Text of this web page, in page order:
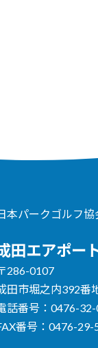
本パークゴルフ協
田エアポー
286-0107
田市堀之内392番
話番号：0476-32-
番号：0476-29-